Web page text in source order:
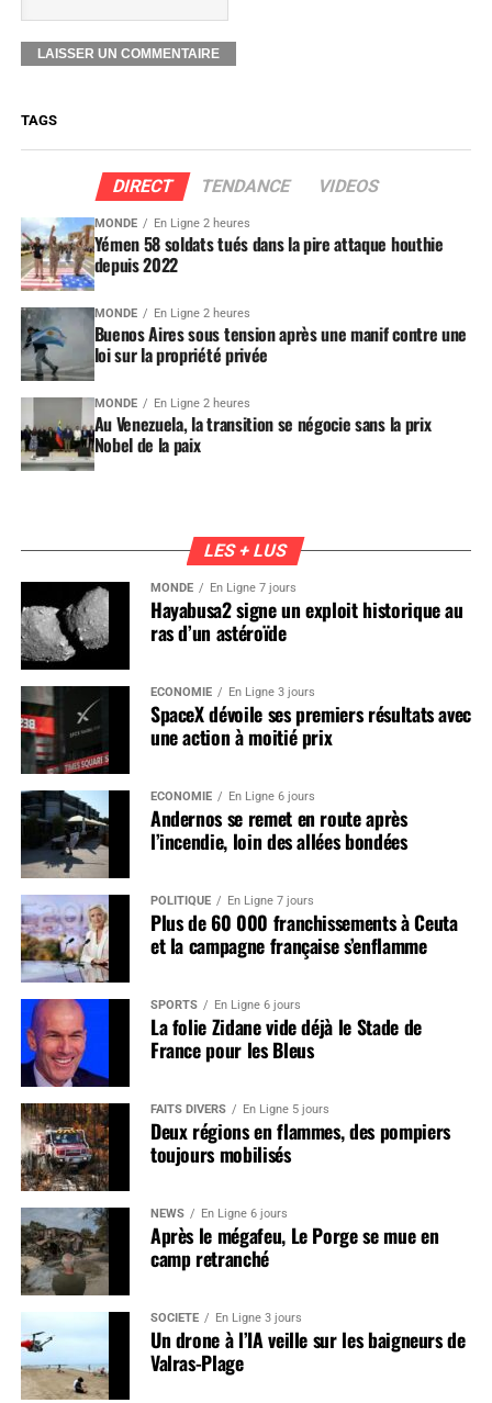
TAGS
DIRECT TENDANCE VIDEOS
MONDE En Ligne 2 heures
Yémen 58 soldats tués dans la pire attaque houthie
depuis 2022
MONDE En Ligne 2 heures
Buenos Aires sous tension après une manif contre une
loi sur la propriété privée
MONDE En Ligne 2 heures
Au Venezuela, la transition se négocie sans la prix
Nobel de la paix
LES + LUS
MONDE En Ligne 7 jours
Hayabusa2 signe un exploit historique au
ras d’un astéroïde
ÉCONOMIE En Ligne 3 jours
SpaceX dévoile ses premiers résultats avec
une action à moitié prix
ÉCONOMIE En Ligne 6 jours
Andernos se remet en route après
l’incendie, loin des allées bondées
POLITIQUE En Ligne 7 jours
Plus de 60 000 franchissements à Ceuta
et la campagne française s’enflamme
SPORTS En Ligne 6 jours
La folie Zidane vide déjà le Stade de
France pour les Bleus
FAITS DIVERS En Ligne 5 jours
Deux régions en flammes, des pompiers
toujours mobilisés
NEWS En Ligne 6 jours
Après le mégafeu, Le Porge se mue en
camp retranché
SOCIÉTÉ En Ligne 3 jours
Un drone à l’IA veille sur les baigneurs de
Valras-Plage